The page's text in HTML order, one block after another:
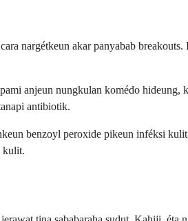
nargétkeun akar panyabab
anjeun nungkulan komédo
antibiotik.
benzoyl peroxide pikeun inféksi
kulit.